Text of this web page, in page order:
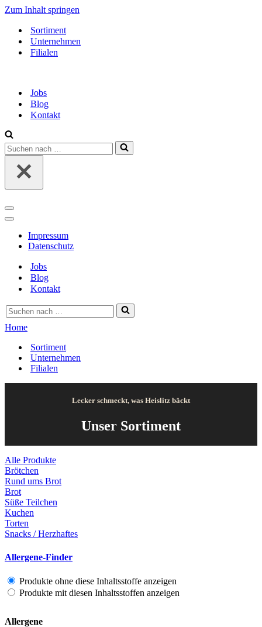
Zum Inhalt springen
Sortiment
Unternehmen
Filialen
Jobs
Blog
Kontakt
Suchen
nach …
Navigationsmenü
Navigationsmenü
Impressum
Datenschutz
Jobs
Blog
Kontakt
Suchen
nach …
Home
Sortiment
Unternehmen
Filialen
Lecker schmeckt, was Heislitz bäckt
Unser Sortiment
Alle Produkte
Brötchen
Rund ums Brot
Brot
Süße Teilchen
Kuchen
Torten
Snacks / Herzhaftes
Allergene-Finder
Produkte ohne diese Inhaltsstoffe anzeigen
Produkte mit diesen Inhaltsstoffen anzeigen
Allergene